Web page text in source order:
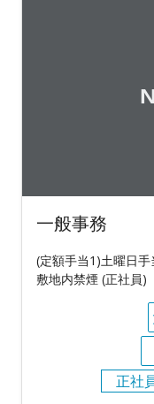
一般事務
(定額手当1)土曜日
敷地内禁煙 (正社員)
正社